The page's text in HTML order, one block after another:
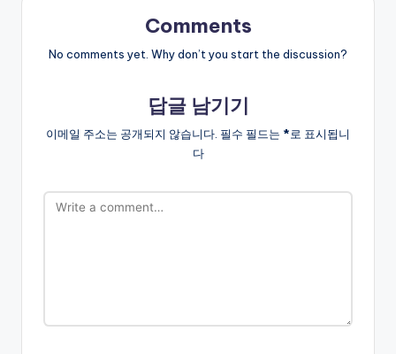
Comments
No comments yet. Why don’t you start the discussion?
답글 남기기
이메일 주소는 공개되지 않습니다. 필수 필드는 *로 표시됩니
다